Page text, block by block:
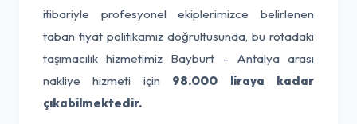
itibariyle profesyonel ekiplerimizce belirlenen
taban fiyat politikamız doğrultusunda, bu rotadaki
taşımacılık hizmetimiz Bayburt - Antalya arası
nakliye hizmeti için 98.000 liraya kadar
çıkabilmektedir.